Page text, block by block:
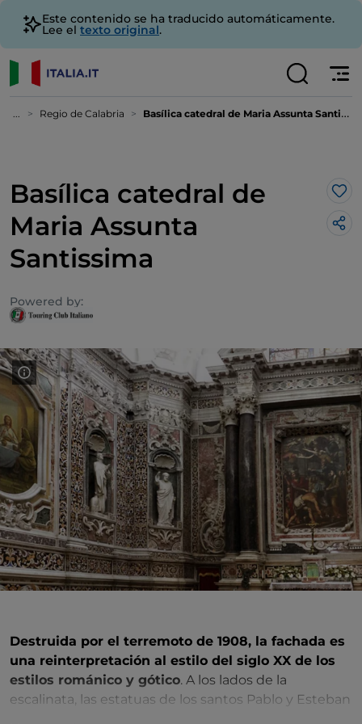
Este contenido se ha traducido automáticamente.
Lee el texto original.
... Regio de Calabria Basílica catedral de Maria Assunta Santissima
Basílica catedral de
Maria Assunta
Santissima
Me
Powered by:
Destruida por el terremoto de 1908, la fachada es
una reinterpretación al estilo del siglo XX de los
estilos románico y gótico. A los lados de la
escalinata, las estatuas de los santos Pablo y Esteban